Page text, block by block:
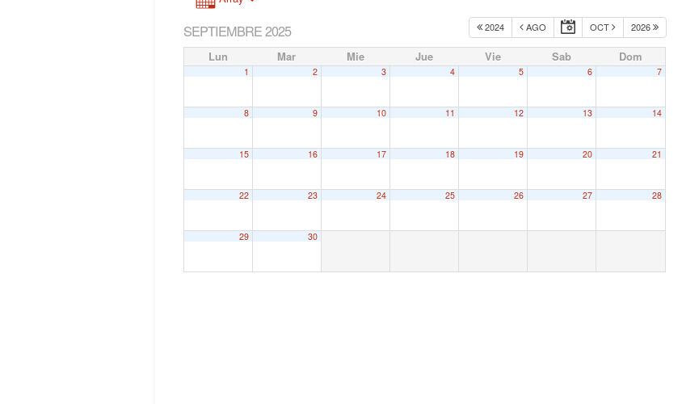
SEPTIEMBRE 2025 2024 AGO OCT 2026
Lun Mar Mie Jue Vie Sab Dom
1 2 3 4 5 6 7
8 9 10 11 12 13 14
15 16 17 18 19 20 21
22 23 24 25 26 27 28
29 30